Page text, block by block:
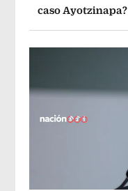
caso Ayotzinapa?